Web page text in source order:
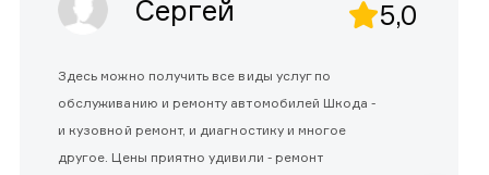
Сергей 5,0
Здесь можно получить все виды услуг по
обслуживанию и ремонту автомобилей Шкода -
и кузовной ремонт, и диагностику и многое
другое. Цены приятно удивили - ремонт